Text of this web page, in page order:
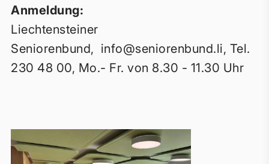
Anmeldung:
Liechtensteiner
Seniorenbund, info@seniorenbund.li, Tel.
230 48 00, Mo.- Fr. von 8.30 - 11.30 Uhr